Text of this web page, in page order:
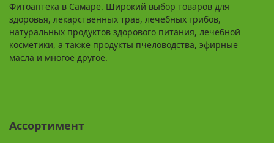
Фитоаптека в Самаре. Широкий выбор товаров для
здоровья, лекарственных трав, лечебных грибов,
натуральных продуктов здорового питания, лечебной
косметики, а также продукты пчеловодства, эфирные
масла и многое другое.
Ассортимент